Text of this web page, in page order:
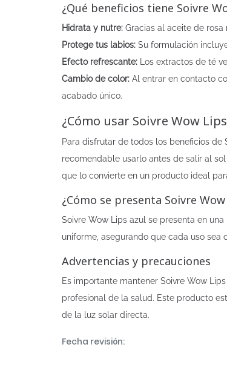
¿Qué beneficios tiene Soivre
Hidrata y nutre: Gracias al aceite de
Protege tus labios: Su formulación
Efecto refrescante: Los extractos de té
Cambio de color: Al entrar en contacto
acabado único.
¿Cómo usar Soivre Wow
Para disfrutar de todos los beneficios
recomendable usarlo antes de salir al
que lo convierte en un producto ideal
¿Cómo se presenta Soivre
Soivre Wow Lips azul se presenta en
uniforme, asegurando que cada uso sea
Advertencias y precauciones
Es importante mantener Soivre Wow
profesional de la salud. Este producto
de la luz solar directa.
Fecha revisión: